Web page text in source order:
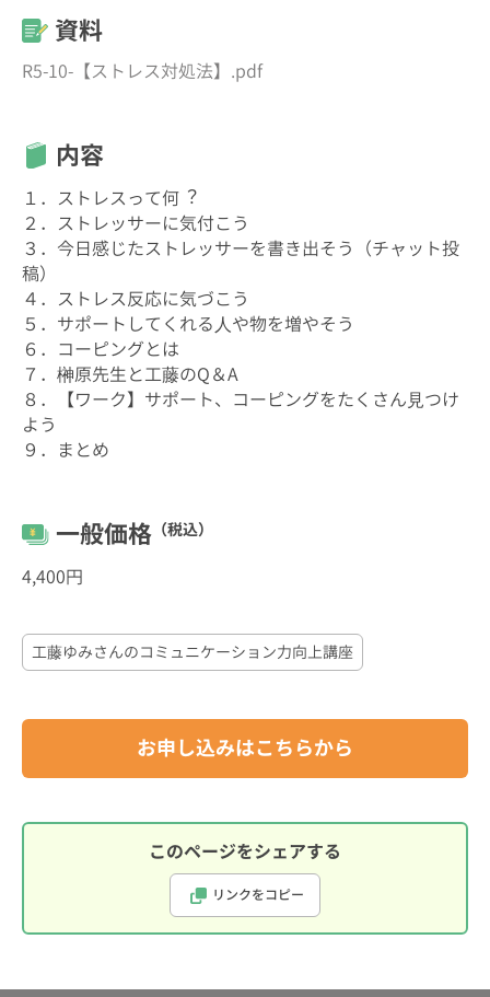
資料
R5-10-【ストレス対処法】.pdf
内容
１．ストレスって何︖
２．ストレッサーに気付こう
３．今日感じたストレッサーを書き出そう（チャット投
稿）
４．ストレス反応に気づこう
５．サポートしてくれる⼈や物を増やそう
６．コーピングとは
７．榊原先生と工藤のQ＆A
８．【ワーク】サポート、コーピングをたくさん⾒つけ
よう
９．まとめ
一般価格 （税込）
4,400円
工藤ゆみさんのコミュニケーション力向上講座
お申し込みはこちらから
このページをシェアする
リンクをコピー